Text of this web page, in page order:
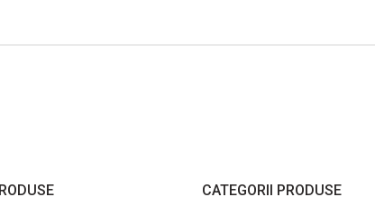
CATEGORII PRODUSE